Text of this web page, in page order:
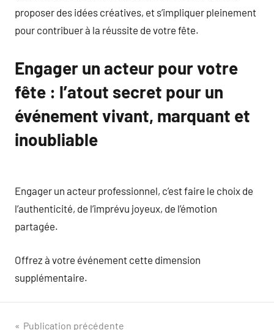
proposer des idées créatives, et s’impliquer pleinement
pour contribuer à la réussite de votre fête.
Engager un acteur pour votre
fête : l’atout secret pour un
événement vivant, marquant et
inoubliable
Engager un acteur professionnel, c’est faire le choix de
l’authenticité, de l’imprévu joyeux, de l’émotion
partagée.
Offrez à votre événement cette dimension
supplémentaire.
Publication précédente